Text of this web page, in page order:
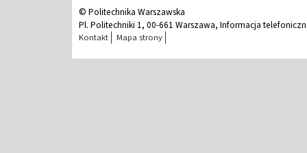
© Politechnika Warszawska
Pl. Politechniki 1, 00-661 Warszawa, Informacja
Kontakt Mapa strony